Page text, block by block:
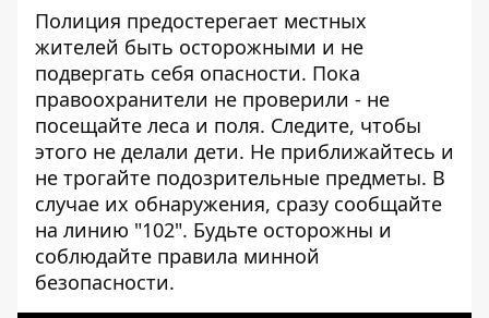
Полиция предостерегает местных
жителей быть осторожными и не
подвергать себя опасности. Пока
правоохранители не проверили - не
посещайте леса и поля. Следите, чтобы
этого не делали дети. Не приближайтесь и
не трогайте подозрительные предметы. В
случае их обнаружения, сразу сообщайте
на линию "102". Будьте осторожны и
соблюдайте правила минной
безопасности.